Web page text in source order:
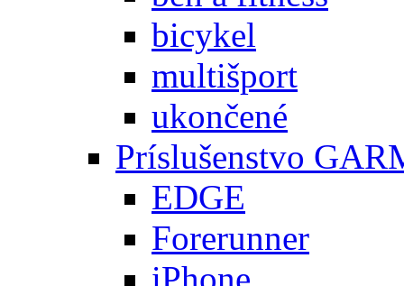
bicykel
multišport
ukončené
Príslušenstvo
EDGE
Forerunner
iPhone